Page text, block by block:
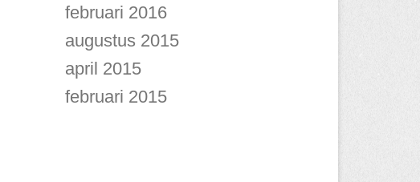
februari 2016
augustus 2015
april 2015
februari 2015